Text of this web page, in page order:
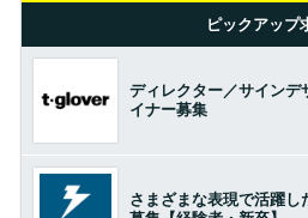
ピックアップ
ディレクター／サインデ
イナー募集
さまざまな表現で活躍し